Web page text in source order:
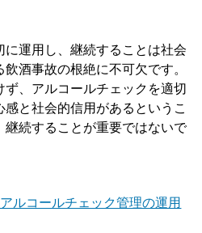
運用し、継続することは社会
酒事故の根絶に不可欠です。
、アルコールチェックを適切
と社会的信用があるというこ
継続することが重要ではないで
ルコールチェック管理の運用